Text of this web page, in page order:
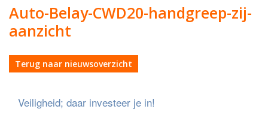
Valstopapparaten
Personenlieren (MRW)
Auto Belay (veilig klimmen)
Permanente valbeveiliging
REDDING EN EVACUATIE
Redding- en evacuatietoestellen
RescueSlide en HangLadder
Veiligheidsharnassen
BESCHERMENDE KLEDING
Gaspakken Tesimax
Accessoires
AUTO BELAY – KLIMWANDTOESTELLEN
CWD16 Auto Belay, max. 16 meter
Auto-Belay-CWD20-handgreep-zij-
aanzicht
Terug naar nieuwsoverzicht
Veiligheid; daar investeer je in!